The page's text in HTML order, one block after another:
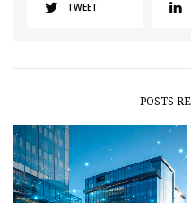
TWEET
POSTS